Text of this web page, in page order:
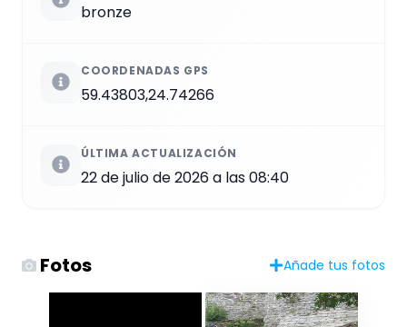
bronze
COORDENADAS GPS
59.43803,24.74266
ÚLTIMA ACTUALIZACIÓN
22 de julio de 2026 a las 08:40
Fotos Añade tus fotos